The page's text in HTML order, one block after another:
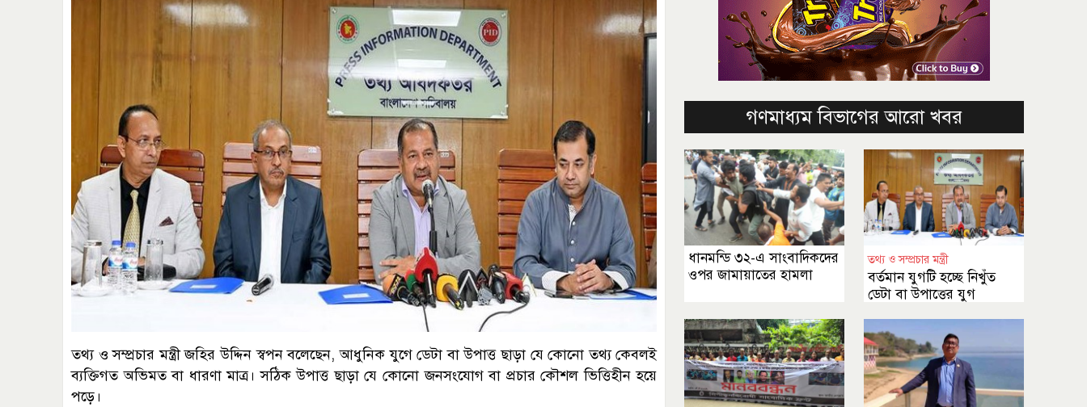
তথ্য ও সম্প্রচার মন্ত্রী জহির উদ্দিন স্বপন বলেছেন, আধুনিক যুগে ডেটা বা উপাত্ত ছাড়া যে কোনো তথ্য কেবলই
ব্যক্তিগত অভিমত বা ধারণা মাত্র। সঠিক উপাত্ত ছাড়া যে কোনো জনসংযোগ বা প্রচার কৌশল ভিত্তিহীন হয়ে
পড়ে।
গণমাধ্যম বিভাগের আরো খবর
ধানমন্ডি ৩২-এ সাংবাদিকদের
ওপর জামায়াতের হামলা
তথ্য ও সম্প্রচার মন্ত্রী
বর্তমান যুগটি হচ্ছে নিখুঁত
ডেটা বা উপাত্তের যুগ